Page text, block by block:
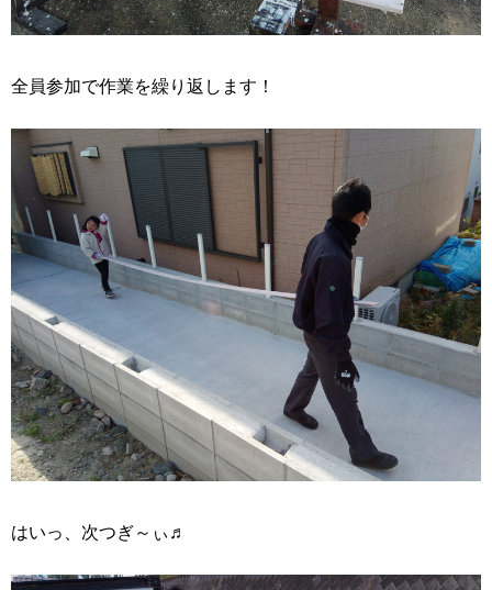
全員参加で作業を繰り返します！
はいっ、次つぎ～ぃ♬